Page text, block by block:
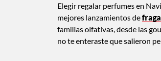
Elegir regalar perfumes en
mejores lanzamientos de
familias olfativas, desde las
no te enteraste que salieron